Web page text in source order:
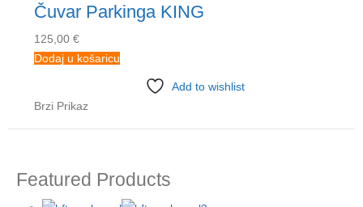
Čuvar Parkinga KING
125,00 €
Dodaj u košaricu
Add to wishlist
Brzi Prikaz
Featured Products